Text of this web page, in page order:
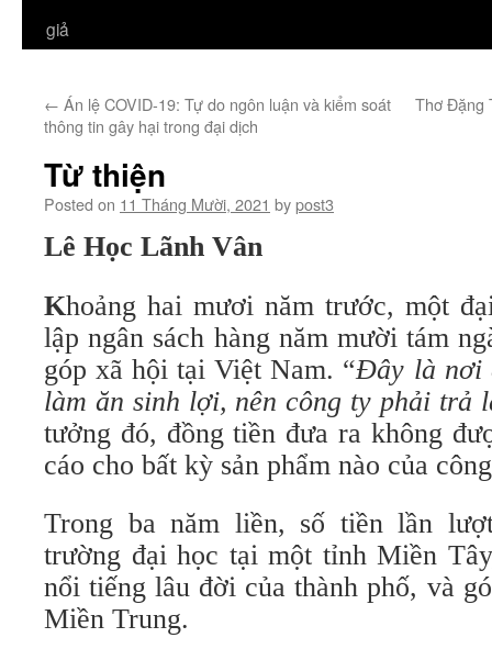
giả
← Án lệ COVID-19: Tự do ngôn luận và kiểm soát
thông tin gây hại trong đại dịch
Thơ Đặng
Từ thiện
Posted on 11 Tháng Mười, 2021 bypost3
Lê Học Lãnh Vân
Khoảng hai mươi năm trước, một
lập ngân sách hàng năm mười tám
góp xã hội tại Việt Nam. “Đây là nơi
làm ăn sinh lợi, nên công ty phải trả
tưởng đó, đồng tiền đưa ra không
cáo cho bất kỳ sản phẩm nào của
Trong ba năm liền, số tiền lần
trường đại học tại một tỉnh Miền
nổi tiếng lâu đời của thành phố, và
Miền Trung.